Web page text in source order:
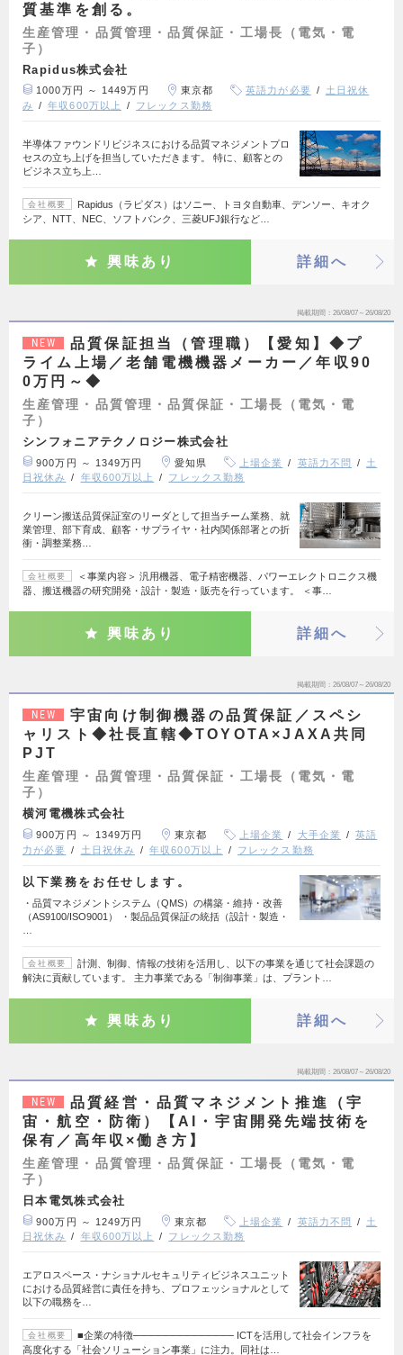
質基準を創る。
生産管理・品質管理・品質保証・工場長（電気・電
子）
Rapidus株式会社
1000万円 ～ 1449万円 東京都 英語力が必要
土日祝休
み
年収600万以上 フレックス勤務
半導体ファウンドリビジネスにおける品質マネジメントプロ
セスの立ち上げを担当していただきます。 特に、顧客との
ビジネス立ち上…
会社概要
Rapidus（ラピダス）はソニー、トヨタ自動車、デンソー、キオク
シア、NTT、NEC、ソフトバンク、三菱UFJ銀行など…
興味あり 詳細へ
掲載期間 26/08/07～26/08/20
NEW
品質保証担当（管理職）【愛知】◆プ
ライム上場／老舗電機機器メーカー／年収90
0万円～◆
生産管理・品質管理・品質保証・工場長（電気・電
子）
シンフォニアテクノロジー株式会社
900万円 ～ 1349万円 愛知県 上場企業 英語力不問
土
日祝休み
年収600万以上 フレックス勤務
クリーン搬送品質保証室のリーダとして担当チーム業務、就
業管理、部下育成、顧客・サプライヤ・社内関係部署との折
衝・調整業務…
会社概要
＜事業内容＞ 汎用機器、電子精密機器、パワーエレクトロニクス機
器、搬送機器の研究開発・設計・製造・販売を行っています。 ＜事…
興味あり 詳細へ
掲載期間 26/08/07～26/08/20
NEW
宇宙向け制御機器の品質保証／スペシ
ャリスト◆社長直轄◆TOYOTA×JAXA共同
PJT
生産管理・品質管理・品質保証・工場長（電気・電
子）
横河電機株式会社
900万円 ～ 1349万円 東京都 上場企業 大手企業
英語
力が必要
土日祝休み 年収600万以上 フレックス勤務
以下業務をお任せします。
・品質マネジメントシステム（QMS）の構築・維持・改善
（AS9100/ISO9001） ・製品品質保証の統括（設計・製造・
会社概要
計測、制御、情報の技術を活用し、以下の事業を通じて社会課題の
解決に貢献しています。 主力事業である「制御事業」は、プラント…
興味あり 詳細へ
掲載期間 26/08/07～26/08/20
NEW
品質経営・品質マネジメント推進（宇
宙・航空・防衛）【AI・宇宙開発先端技術を
保有／高年収×働き方】
生産管理・品質管理・品質保証・工場長（電気・電
子）
日本電気株式会社
900万円 ～ 1249万円 東京都 上場企業 英語力不問
土
日祝休み
年収600万以上 フレックス勤務
エアロスペース・ナショナルセキュリティビジネスユニット
における品質経営に責任を持ち、プロフェッショナルとして
以下の職務を…
会社概要
■企業の特徴────────────── ICTを活用して社会インフラを
高度化する「社会ソリューション事業」に注力。同社は…